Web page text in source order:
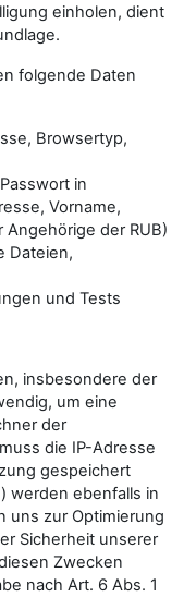
einholen, dient
folgende Daten
Browsertyp,
in
Vorname,
der RUB)
Dateien,
und Tests
insbesondere der
um eine
der
die IP-Adresse
gespeichert
werden ebenfalls in
uns zur Optimierung
Sicherheit unserer
Zwecken
nach Art. 6 Abs. 1